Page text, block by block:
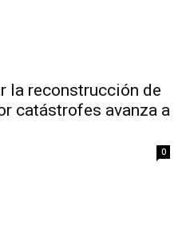
la reconstrucción de
catástrofes avanza a
0